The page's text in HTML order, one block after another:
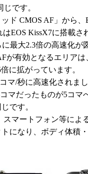
です。
ド CMOS AF」から
EOS KissX7に搭載
最大2.3倍の高速化が
が有効となるエリア
に拡がっています。
マ/秒に高速化されま
マだったものが5コマ
です。
スマートフォン等によ
になり、ボディ体積